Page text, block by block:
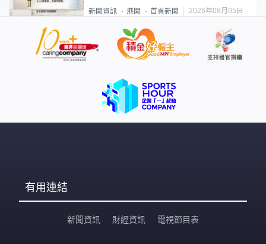
類案最惡劣
新聞資訊 港聞 首頁新聞 2026年08月05日
有用連結
新聞資訊 財經資訊 電視節目表